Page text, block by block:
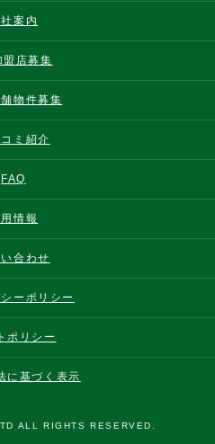
案内
盟店募集
物件募集
ミ紹介
FAQ
情報
合わせ
ーポリシー
ポリシー
に基づく表示
ALL RIGHTS RESERVED.